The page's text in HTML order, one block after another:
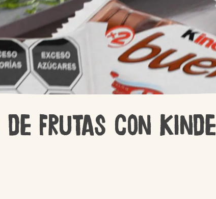
Un Trato
Amable
Kinder Creamy
de frutas con